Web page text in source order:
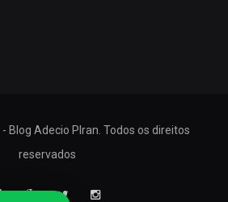
Blog Adecio PIran. Todos os direitos
reservados